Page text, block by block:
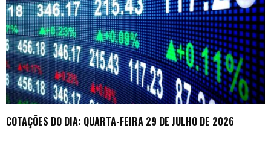
COTAÇÕES DO DIA: QUARTA-FEIRA 29 DE JULHO DE 2026